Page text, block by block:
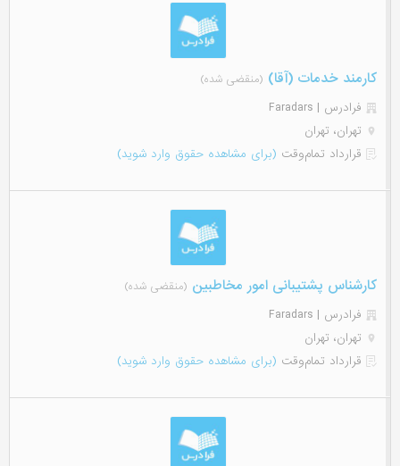
کارمند خدمات (آقا) (منقضی شده)
فرادرس | Faradars
تهران، تهران
قرارداد تمام‌وقت (برای مشاهده حقوق وارد شوید)
کارشناس پشتیبانی امور مخاطبین (منقضی شده)
فرادرس | Faradars
تهران، تهران
قرارداد تمام‌وقت (برای مشاهده حقوق وارد شوید)